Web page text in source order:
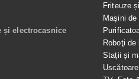
și electrocasnice
Friteuze
Maşini
Roboţi de
Stații și
Uscătoare